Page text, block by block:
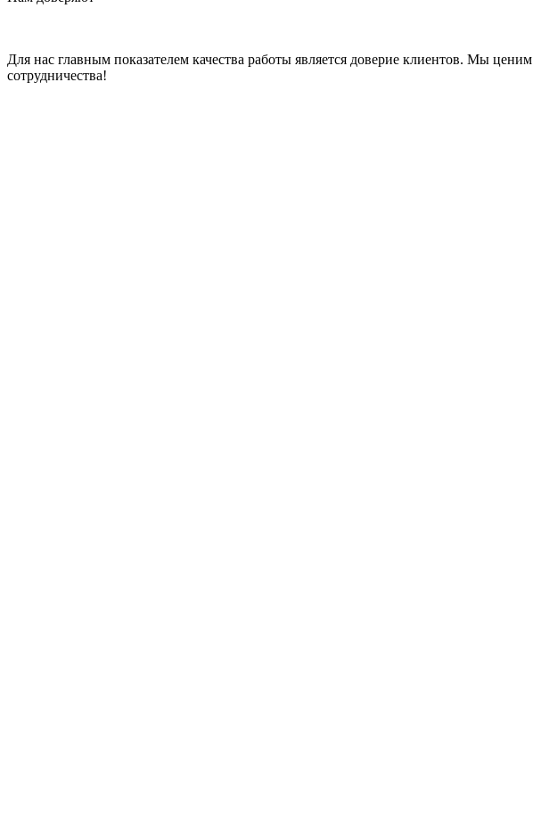
Для нас главным показателем качества работы является доверие клиентов. Мы
сотрудничества!